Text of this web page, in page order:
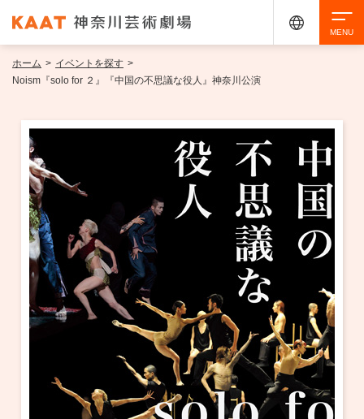
イベントを探す
・ イベント一覧
・ イベントカレンダー
ご来場案内
・ 館内サービス・アクセシビリティ
・ レストラン/カフェ
KAATについて
アクセシビリティ チケット購入 交通案内
ホーム > イベントを探す >
Noism『solo for ２』『中国の不思議な役人』神奈川公演